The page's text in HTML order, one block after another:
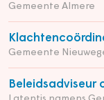
Gemeente Almere
Gemeente
Beleidsadviseur